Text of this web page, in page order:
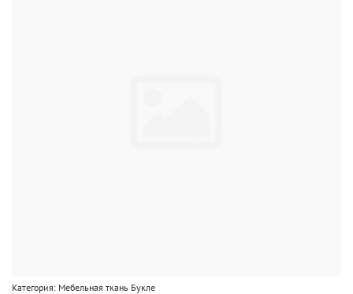
Категория: Мебельная ткань Букле